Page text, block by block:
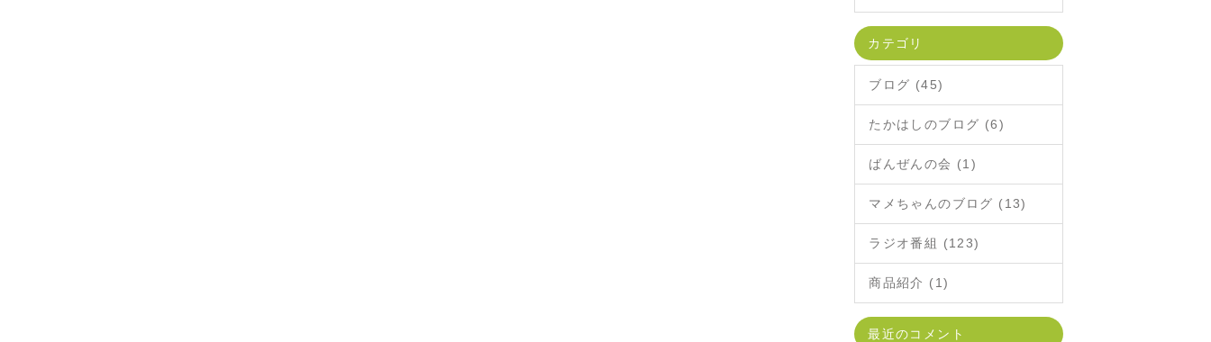
カテゴリ
ブログ (45)
たかはしのブログ (6)
ばんぜんの会 (1)
マメちゃんのブログ (13)
ラジオ番組 (123)
商品紹介 (1)
最近のコメント